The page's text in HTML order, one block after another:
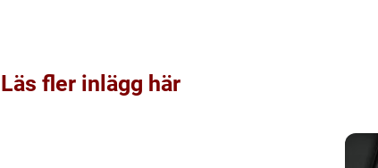
Läs fler inlägg här